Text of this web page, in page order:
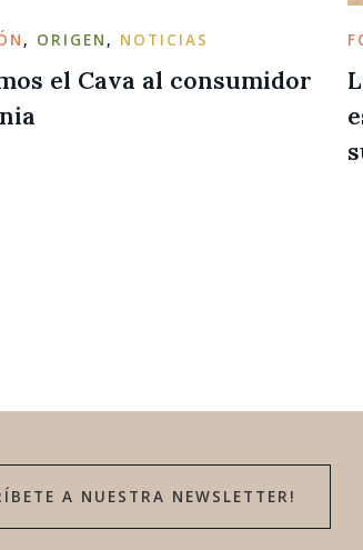
, ORIGEN , NOTICIAS
el Cava al consumidor
A NUESTRA NEWSLETTER!